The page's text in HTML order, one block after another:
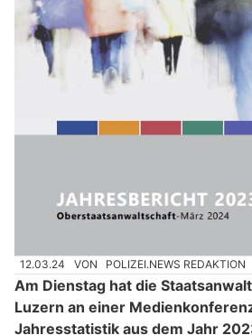
12.03.24 VON POLIZEI.NEWS REDAKTION
Am Dienstag hat die
Luzern an einer
Jahresstatistik aus dem Jahr